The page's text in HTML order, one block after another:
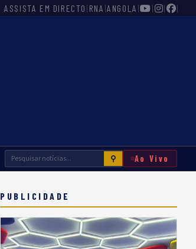
ASSISTA EM DIRECTO | RNA |ANGOLA | | | |
⚲ Ao Vivo
PUBLICIDADE